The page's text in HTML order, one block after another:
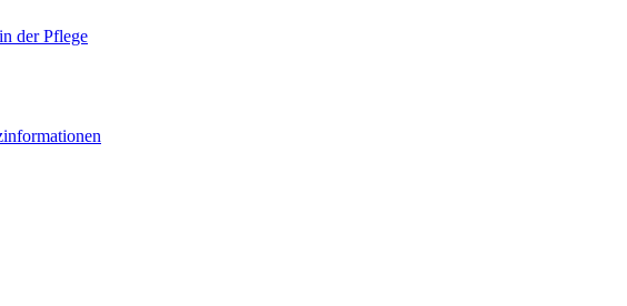
der Pflege